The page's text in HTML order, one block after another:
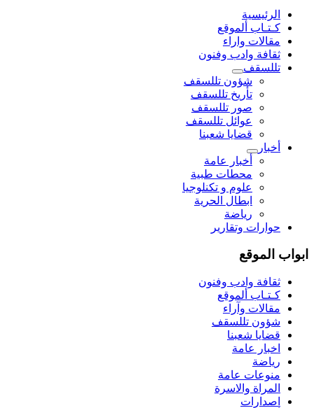
الرئيسية
كـتـاب ألموقع
مقالات واراء
ثقافة وادب وفنون
تللسقف
شؤون تللسقف
تأريخ تللسقف
صور تللسقف
عوائل تللسقف
قضايا شعبنا
أخبار
أخبار عامة
محطات طبية
علوم و تکنلوجیا
ابطال الحرية
رياضة
حوارات وتقارير
ابواب الموقع
ثقافة وادب وفنون
كـتـاب ألموقع
مقالات وآراء
شؤون تللسقف
قضايا شعبنا
اخبار عامة
رياضة
منوعات عامة
المراة والاسرة
اصدارات